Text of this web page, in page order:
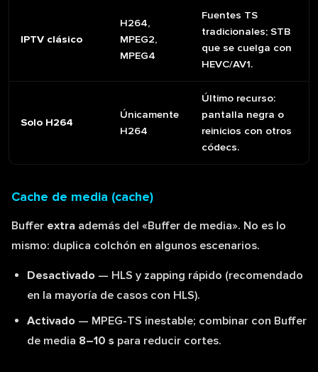
IPTV clásico
H264,
MPEG2,
MPEG4
Fuentes TS
tradicionales; STB
que se cuelga con
HEVC/AV1.
Solo H264
Únicamente
H264
Último recurso:
pantalla negra o
reinicios con otros
códecs.
Cache de media (cache)
Buffer extra además del «Buffer de media». No es lo
mismo: duplica colchón en algunos escenarios.
Desactivado — HLS y zapping rápido (recomendado
en la mayoría de casos con HLS).
Activado — MPEG-TS inestable; combinar con Buffer
de media 8–10 s para reducir cortes.